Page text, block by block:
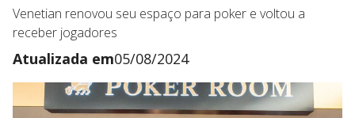
Venetian renovou seu espaço para poker e voltou a
receber jogadores
Atualizada em05/08/2024